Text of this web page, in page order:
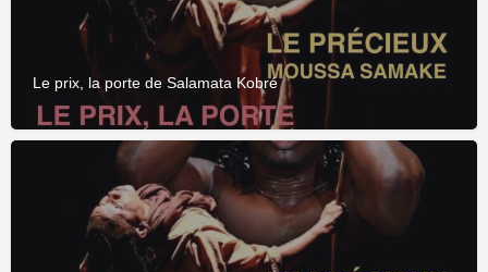
Le prix, la porte de Salamata Kobré